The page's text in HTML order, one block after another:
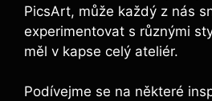
PicsArt, může každý z nás
experimentovat s různými
měl v kapse celý ateliér.
Podívejme se na některé